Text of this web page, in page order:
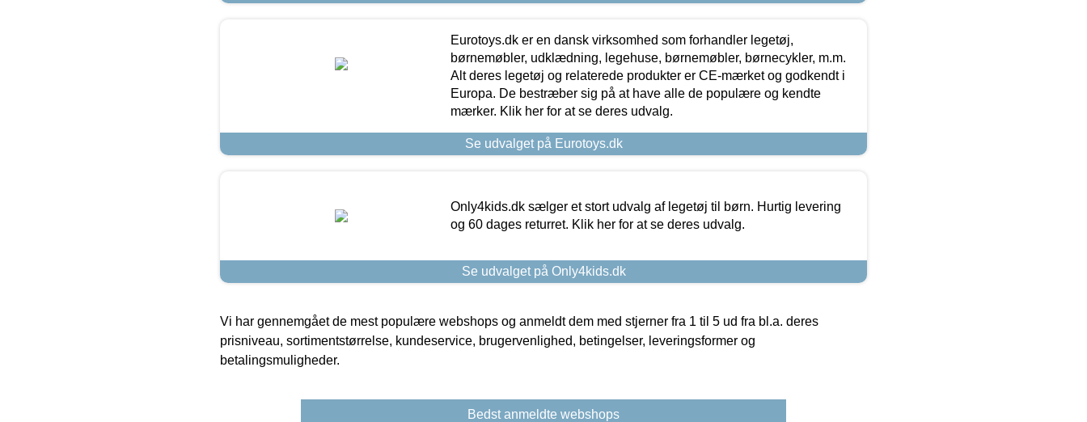
Eurotoys.dk er en dansk virksomhed som forhandler legetøj,
børnemøbler, udklædning, legehuse, børnemøbler, børnecykler, m.m.
Alt deres legetøj og relaterede produkter er CE-mærket og godkendt i
Europa. De bestræber sig på at have alle de populære og kendte
mærker. Klik her for at se deres udvalg.
Se udvalget på Eurotoys.dk
Only4kids.dk sælger et stort udvalg af legetøj til børn. Hurtig levering
og 60 dages returret. Klik her for at se deres udvalg.
Se udvalget på Only4kids.dk
Vi har gennemgået de mest populære webshops og anmeldt dem med stjerner fra 1 til 5 ud fra bl.a. deres
prisniveau, sortimentstørrelse, kundeservice, brugervenlighed, betingelser, leveringsformer og
betalingsmuligheder.
Bedst anmeldte webshops